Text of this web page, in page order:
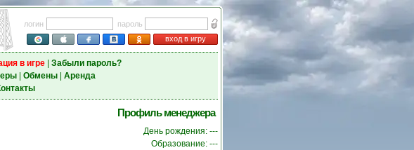
логин
пароль
вход в игру
в игре| Забыли пароль?
| Обмены| Аренда
Профиль менеджера
День рождения: ---
Образование: ---